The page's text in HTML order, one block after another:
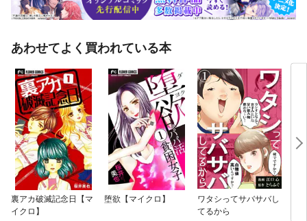
あわせてよく買われている本
裏アカ破滅記念日【マ
イクロ】
堕欲【マイクロ】
ワタシってサバサバし
てるから